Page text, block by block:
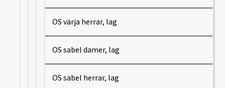
OS värja herrar, lag
OS sabel damer, lag
OS sabel herrar, lag